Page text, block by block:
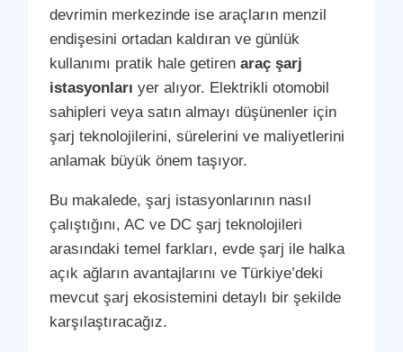
devrimin merkezinde ise araçların menzil
endişesini ortadan kaldıran ve günlük
kullanımı pratik hale getiren araç şarj
istasyonları yer alıyor. Elektrikli otomobil
sahipleri veya satın almayı düşünenler için
şarj teknolojilerini, sürelerini ve maliyetlerini
anlamak büyük önem taşıyor.
Bu makalede, şarj istasyonlarının nasıl
çalıştığını, AC ve DC şarj teknolojileri
arasındaki temel farkları, evde şarj ile halka
açık ağların avantajlarını ve Türkiye’deki
mevcut şarj ekosistemini detaylı bir şekilde
karşılaştıracağız.